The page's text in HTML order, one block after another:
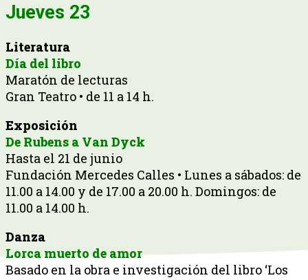
Jueves 23
Literatura
Día del libro
Maratón de lecturas
Gran Teatro • de 11 a 14 h.
Exposición
De Rubens a Van Dyck
Hasta el 21 de junio
Fundación Mercedes Calles • Lunes a sábados: de
11.00 a 14.00 y de 17.00 a 20.00 h. Domingos: de
11.00 a 14.00 h.
Danza
Lorca muerto de amor
Basado en la obra e investigación del libro ‘Los